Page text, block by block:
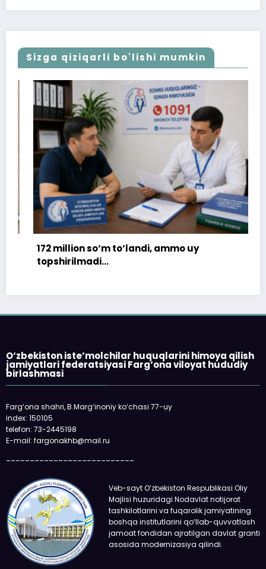
Sizga qiziqarli bo'lishi mumkin
172 million so‘m to‘landi, ammo uy
topshirilmadi…
O‘zbekiston iste’molchilar huquqlarini himoya qilish
jamiyatlari federatsiyasi Farg‘ona viloyat hududiy
birlashmasi
Farg‘ona shahri, B.Marg‘inoniy ko‘chasi 77-uy
index: 150105
telefon: 73-2445198
E-mail: fargonakhb@mail.ru
Veb-sayt O‘zbekiston Respublikasi Oliy
Majlisi huzuridagi Nodavlat notijorat
tashkilotlarini va fuqarolik jamiyatining
boshqa institutlarini qo‘llab-quvvatlash
jamoat fondidan ajratilgan davlat granti
asosida modernizasiya qilindi.